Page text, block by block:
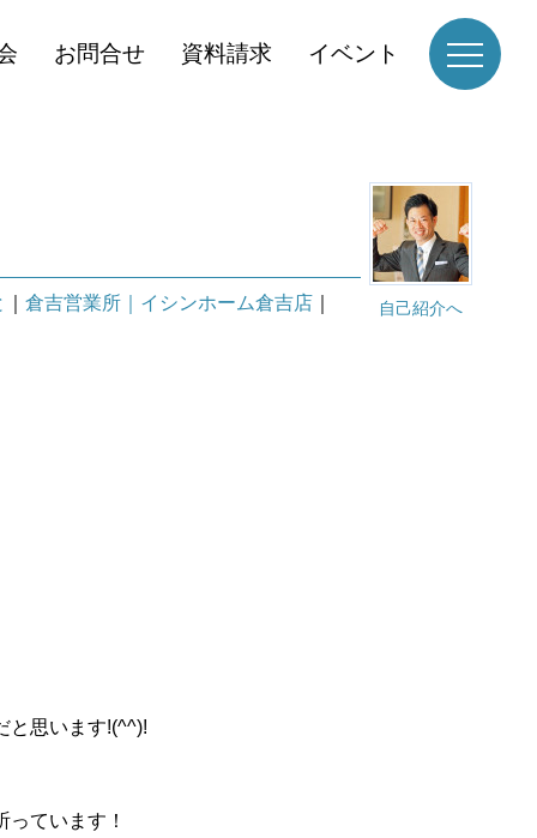
お問合せ 資料請求 イベント
自己紹介へ
倉吉営業所｜イシンホーム倉吉店
と思います!(^^)!
ています！